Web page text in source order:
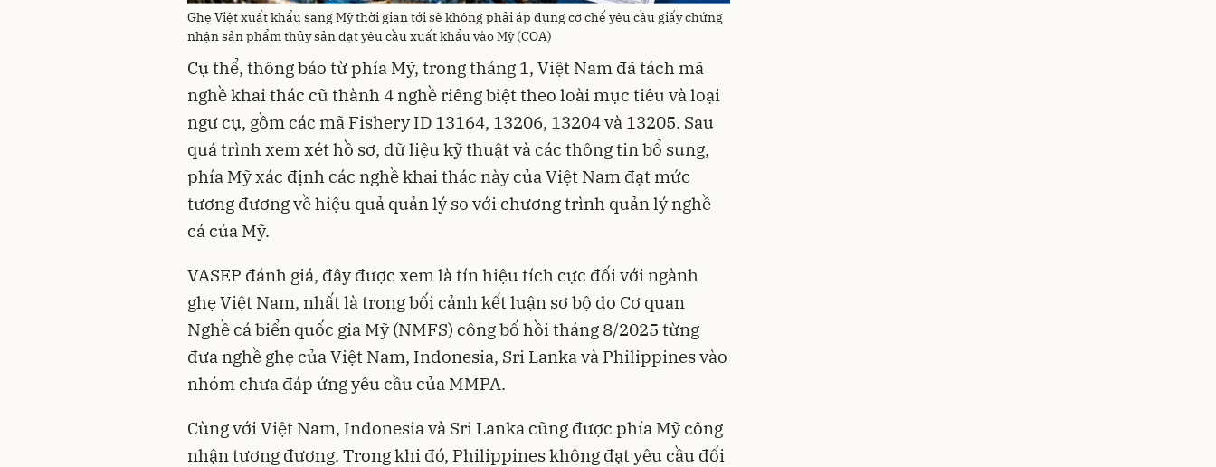
Ghẹ Việt xuất khẩu sang Mỹ thời gian tới sẽ không phải áp dụng cơ chế yêu cầu giấy chứng
nhận sản phẩm thủy sản đạt yêu cầu xuất khẩu vào Mỹ (COA)
Cụ thể, thông báo từ phía Mỹ, trong tháng 1, Việt Nam đã tách mã
nghề khai thác cũ thành 4 nghề riêng biệt theo loài mục tiêu và loại
ngư cụ, gồm các mã Fishery ID 13164, 13206, 13204 và 13205. Sau
quá trình xem xét hồ sơ, dữ liệu kỹ thuật và các thông tin bổ sung,
phía Mỹ xác định các nghề khai thác này của Việt Nam đạt mức
tương đương về hiệu quả quản lý so với chương trình quản lý nghề
cá của Mỹ.
VASEP đánh giá, đây được xem là tín hiệu tích cực đối với ngành
ghẹ Việt Nam, nhất là trong bối cảnh kết luận sơ bộ do Cơ quan
Nghề cá biển quốc gia Mỹ (NMFS) công bố hồi tháng 8/2025 từng
đưa nghề ghẹ của Việt Nam, Indonesia, Sri Lanka và Philippines vào
nhóm chưa đáp ứng yêu cầu của MMPA.
Cùng với Việt Nam, Indonesia và Sri Lanka cũng được phía Mỹ công
nhận tương đương. Trong khi đó, Philippines không đạt yêu cầu đối